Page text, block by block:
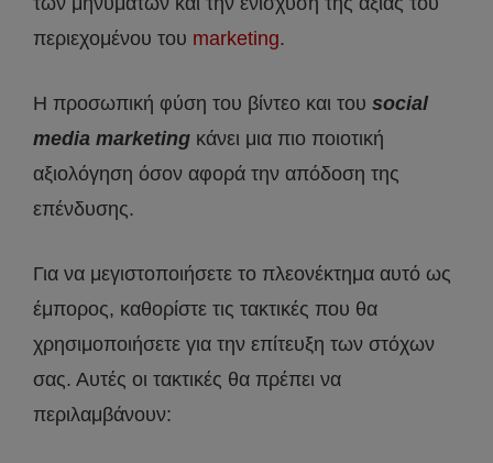
περιεχομένου του marketing.
Η προσωπική φύση του βίντεο και του social
media marketing κάνει μια πιο ποιοτική
αξιολόγηση όσον αφορά την απόδοση της
επένδυσης.
Για να μεγιστοποιήσετε το πλεονέκτημα αυτό ως
έμπορος, καθορίστε τις τακτικές που θα
χρησιμοποιήσετε για την επίτευξη των στόχων
σας. Αυτές οι τακτικές θα πρέπει να
περιλαμβάνουν: